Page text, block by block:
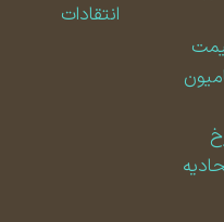
انتقادات